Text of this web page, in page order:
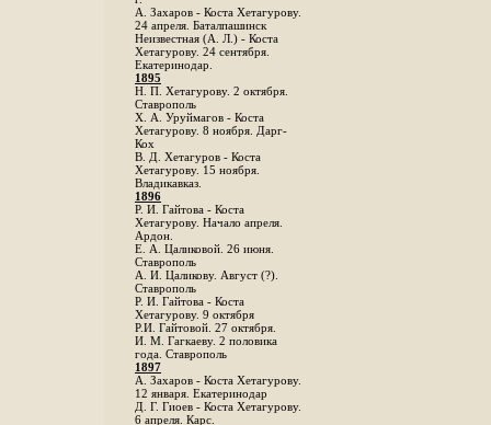
А. Захаров - Коста Хетагурову.
24 апреля. Баталпашинск
Неизвестная (А. Л.) - Коста
Хетагурову. 24 сентября.
Екатеринодар.
1895
Н. П. Хетагурову. 2 октября.
Ставрополь
X. А. Уруймагов - Коста
Хетагурову. 8 ноября. Дарг-
Кох
В. Д. Хетагуров - Коста
Хетагурову. 15 ноября.
Владикавказ.
1896
Р. И. Гайтова - Коста
Хетагурову. Начало апреля.
Ардон.
Е. А. Цаликовой. 26 июня.
Ставрополь
А. И. Цаликову. Август (?).
Ставрополь
Р. И. Гайтова - Коста
Хетагурову. 9 октября
Р.И. Гайтовой. 27 октября.
И. М. Гагкаеву. 2 половика
года. Ставрополь
1897
А. Захаров - Коста Хетагурову.
12 января. Екатеринодар
Д. Г. Гиоев - Коста Хетагурову.
6 апреля. Карс.